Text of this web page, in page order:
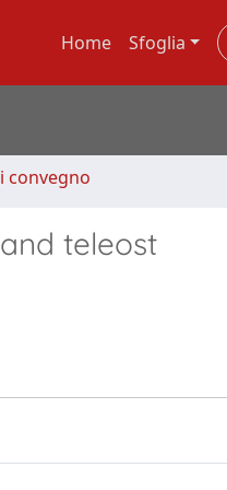
Home Sfoglia
convegno
teleost